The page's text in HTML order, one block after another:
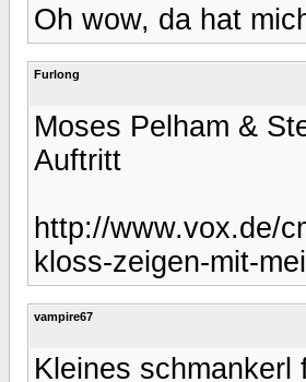
Oh wow, da hat
Furlong
Moses Pelham &
Auftritt
http://www.vox.de/
kloss-zeigen-mit-
vampire67
Kleines